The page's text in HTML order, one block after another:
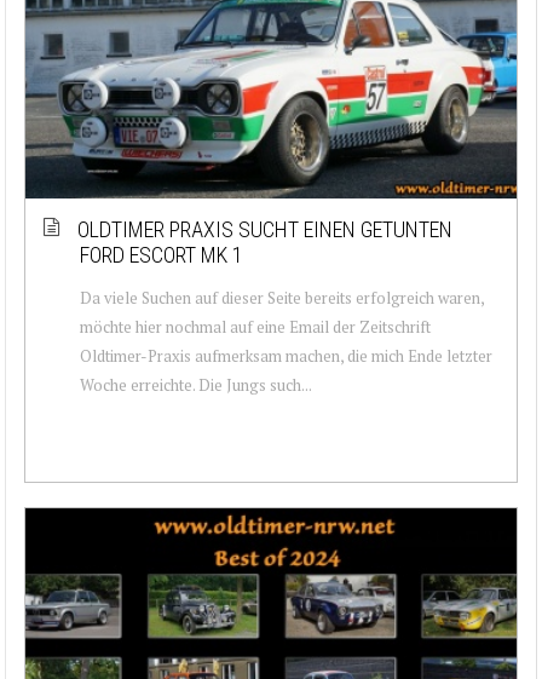
OLDTIMER PRAXIS SUCHT EINEN GETUNTEN
FORD ESCORT MK 1
Da viele Suchen auf dieser Seite bereits erfolgreich waren,
möchte hier nochmal auf eine Email der Zeitschrift
Oldtimer-Praxis aufmerksam machen, die mich Ende letzter
Woche erreichte. Die Jungs such...